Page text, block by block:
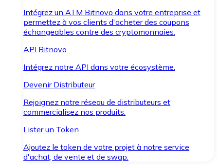
Intégrez un ATM Bitnovo dans votre entreprise et
permettez à vos clients d'acheter des coupons
échangeables contre des cryptomonnaies.
API Bitnovo
Intégrez notre API dans votre écosystème.
Devenir Distributeur
Rejoignez notre réseau de distributeurs et
commercialisez nos produits.
Lister un Token
Ajoutez le token de votre projet à notre service
d'achat, de vente et de swap.